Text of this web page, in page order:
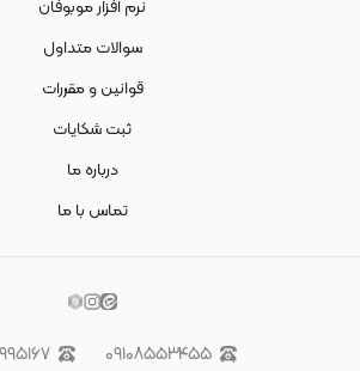
نرم افزار موبوفان
سوالات متداول
قوانین و مقررات
ثبت شکایات
درباره ما
تماس با ما
۰۹۱۰۸۵۵۳۴۵۵